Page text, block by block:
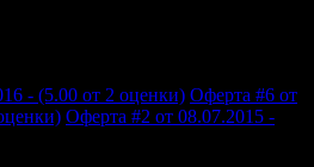
- (5.00 от 2 оценки) Оферта #6 от
Оферта #2 от 08.07.2015 -